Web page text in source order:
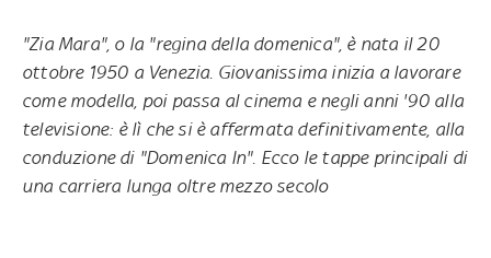
"Zia Mara", o la "regina della domenica", è nata il 20
ottobre 1950 a Venezia. Giovanissima inizia a lavorare
come modella, poi passa al cinema e negli anni '90 alla
televisione: è lì che si è affermata definitivamente, alla
conduzione di "Domenica In". Ecco le tappe principali di
una carriera lunga oltre mezzo secolo